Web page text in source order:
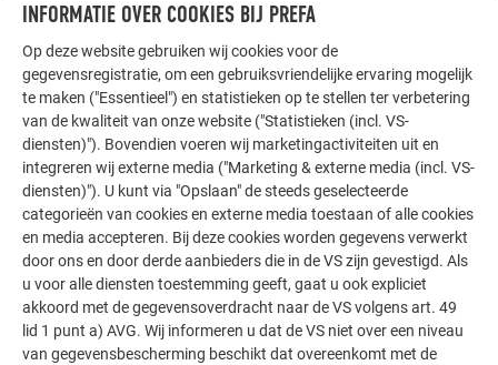
in bergachtig gebied en de militaire functie van deze
nieuwbouw moest dit project aan de
hoogste technische
vereisten voldoen, waaronder voor brandveiligheid. De
plaatsing van de bekleding vereiste de grootste precisie. De
PREFALZ panelen werden in het atelier gepland en
voorgeproduceerd. Vervolgens werden ze horizontaal in
onregelmatige breedtes geplaatst, met felsnaden die
doorlopen. Ze werden in stukken van drie meter verdeeld en
vanwege de uitzetting van het materiaal met vaste- en
schuifklangen op de onderconstructie van de geventileerde
gevel bevestigd.
Bijzonder opvallend is de afstemming van de panelen op de
uit degevel uitstekende raamkozijnen. Elk raam begint bij
INFORMATIE OVER COOKIES BIJ PREFA
Op deze website gebruiken wij cookies voor de
gegevensregistratie, om een gebruiksvriendelijke ervaring mogelijk
te maken ("Essentieel") en statistieken op te stellen ter verbetering
van de kwaliteit van onze website ("Statistieken (incl. VS-
diensten)"). Bovendien voeren wij marketingactiviteiten uit en
integreren wij externe media ("Marketing & externe media (incl. VS-
diensten)"). U kunt via "Opslaan" de steeds geselecteerde
categorieën van cookies en externe media toestaan of alle cookies
en media accepteren. Bij deze cookies worden gegevens verwerkt
door ons en door derde aanbieders die in de VS zijn gevestigd. Als
u voor alle diensten toestemming geeft, gaat u ook expliciet
akkoord met de gegevensoverdracht naar de VS volgens art. 49
lid 1 punt a) AVG. Wij informeren u dat de VS niet over een niveau
van gegevensbescherming beschikt dat overeenkomt met de